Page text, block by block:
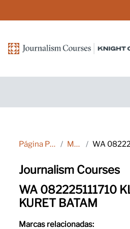
Página Principal Marcas
Journalism Courses
WA 082225111710
KURET BATAM
Marcas relacionadas: